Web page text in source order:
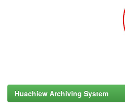
Huachiew Archiving System